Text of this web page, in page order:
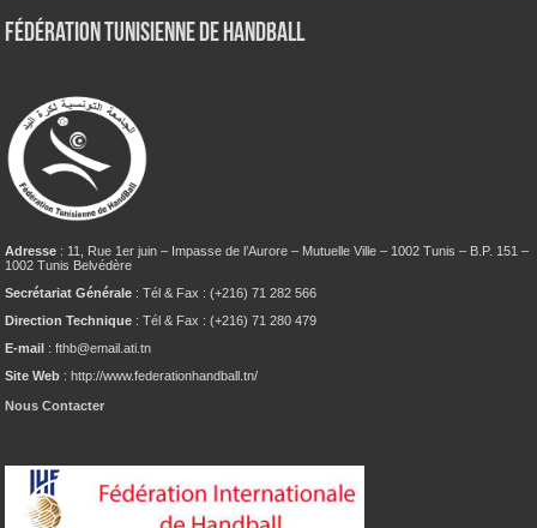
Fédération tunisienne de Handball
Adresse : 11, Rue 1er juin – Impasse de l’Aurore – Mutuelle Ville – 1002 Tunis – B.P. 151 –
1002 Tunis Belvédère
Secrétariat Générale : Tél & Fax : (+216) 71 282 566
Direction Technique : Tél & Fax : (+216) 71 280 479
E-mail : fthb@email.ati.tn
Site Web : http://www.federationhandball.tn/
Nous Contacter